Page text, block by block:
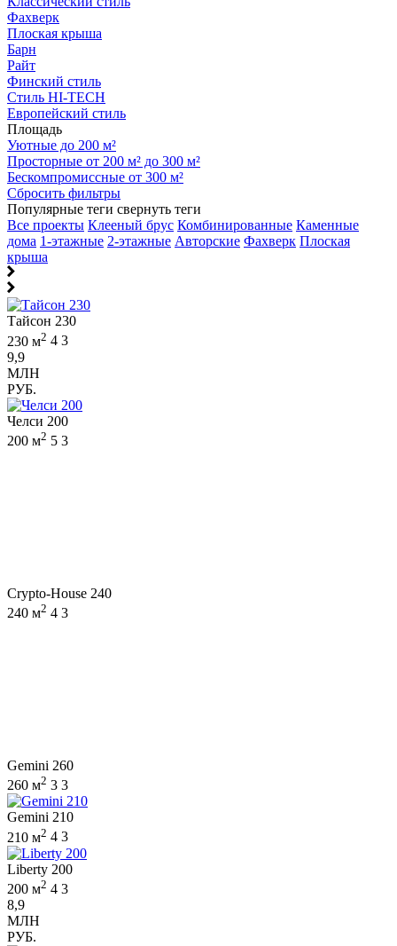
Фахверк
Плоская крыша
Барн
Райт
Финский стиль
Стиль HI-TECH
Европейский стиль
Площадь
Уютные до 200 м²
Просторные от 200 м² до 300 м²
Бескомпромиссные от 300 м²
Сбросить фильтры
Популярные теги свернуть теги
Все проекты Клееный брус Комбинированные Каменные
дома 1-этажные 2-этажные Авторские Фахверк Плоская
крыша
Тайсон 230
230 м2 4 3
9,9
МЛН
РУБ.
Челси 200
200 м2 5 3
Crypto-House 240
240 м2 4 3
Gemini 260
260 м2 3 3
Gemini 210
210 м2 4 3
Liberty 200
200 м2 4 3
8,9
МЛН
РУБ.